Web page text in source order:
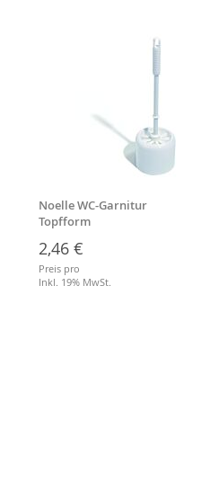
Noelle WC-Garnitur
Topfform
2,46 €
Preis pro
Inkl. 19% MwSt.